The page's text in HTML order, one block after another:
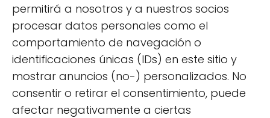
permitirá a nosotros y a nuestros socios
procesar datos personales como el
comportamiento de navegación o
identificaciones únicas (IDs) en este sitio y
mostrar anuncios (no-) personalizados. No
consentir o retirar el consentimiento, puede
afectar negativamente a ciertas